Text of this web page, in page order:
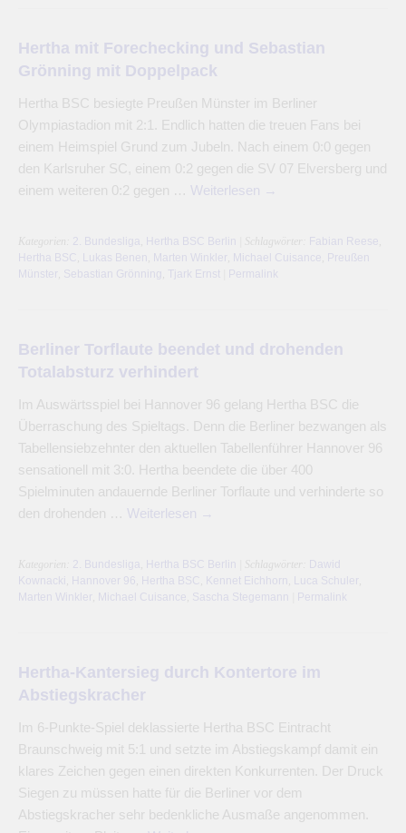
Hertha mit Forechecking und Sebastian
Grönning mit Doppelpack
Hertha BSC besiegte Preußen Münster im Berliner
Olympiastadion mit 2:1. Endlich hatten die treuen Fans bei
einem Heimspiel Grund zum Jubeln. Nach einem 0:0 gegen
den Karlsruher SC, einem 0:2 gegen die SV 07 Elversberg und
einem weiteren 0:2 gegen … Weiterlesen →
Kategorien: 2. Bundesliga Hertha BSC Berlin | Schlagwörter: Fabian Reese
Hertha BSC
Lukas Benen Marten Winkler Michael Cuisance Preußen
Münster
Sebastian Grönning Tjark Ernst Permalink
Berliner Torflaute beendet und drohenden
Totalabsturz verhindert
Im Auswärtsspiel bei Hannover 96 gelang Hertha BSC die
Überraschung des Spieltags. Denn die Berliner bezwangen als
Tabellensiebzehnter den aktuellen Tabellenführer Hannover 96
sensationell mit 3:0. Hertha beendete die über 400
Spielminuten andauernde Berliner Torflaute und verhinderte so
den drohenden … Weiterlesen →
Kategorien: 2. Bundesliga Hertha BSC Berlin | Schlagwörter: Dawid
Kownacki
Hannover 96 Hertha BSC Kennet Eichhorn Luca Schuler
Marten Winkler
Michael Cuisance Sascha Stegemann Permalink
Hertha-Kantersieg durch Kontertore im
Abstiegskracher
Im 6-Punkte-Spiel deklassierte Hertha BSC Eintracht
Braunschweig mit 5:1 und setzte im Abstiegskampf damit ein
klares Zeichen gegen einen direkten Konkurrenten. Der Druck
Siegen zu müssen hatte für die Berliner vor dem
Abstiegskracher sehr bedenkliche Ausmaße angenommen.